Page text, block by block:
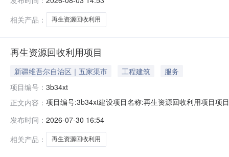
投资(万元)100环保投资(万元)4.6拟投入生产运营日期
相关产品：
再生资源回收利用
再生资源回收利用项目
新疆维吾尔自治区｜五家渠市 工程建筑
服务
项目编号： 3b34xt
正文内容： 项目编号:3b34xt建设项目名称:再生资源回收利用项目项
91659004MAKBYRM53H建设单位法定代表人：唐艳华
有限公司编制单位社会信用
发布时间： 2026-07-30 16:54
相关产品：
再生资源回收利用